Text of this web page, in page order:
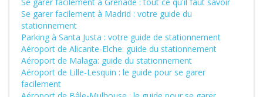
Se garer facilement à Madrid : votre guide du
stationnement
Parking à Santa Justa : votre guide de stationnement
Aéroport de Alicante-Elche: guide du stationnement
Aéroport de Malaga: guide du stationnement
Aéroport de Lille-Lesquin : le guide pour se garer
facilement